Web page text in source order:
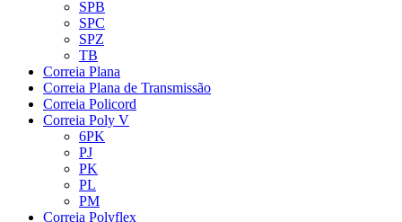
SPB
SPC
SPZ
TB
Correia Plana
Correia Plana de Transmissão
Correia Policord
Correia Poly V
6PK
PJ
PK
PL
PM
Correia Polyflex